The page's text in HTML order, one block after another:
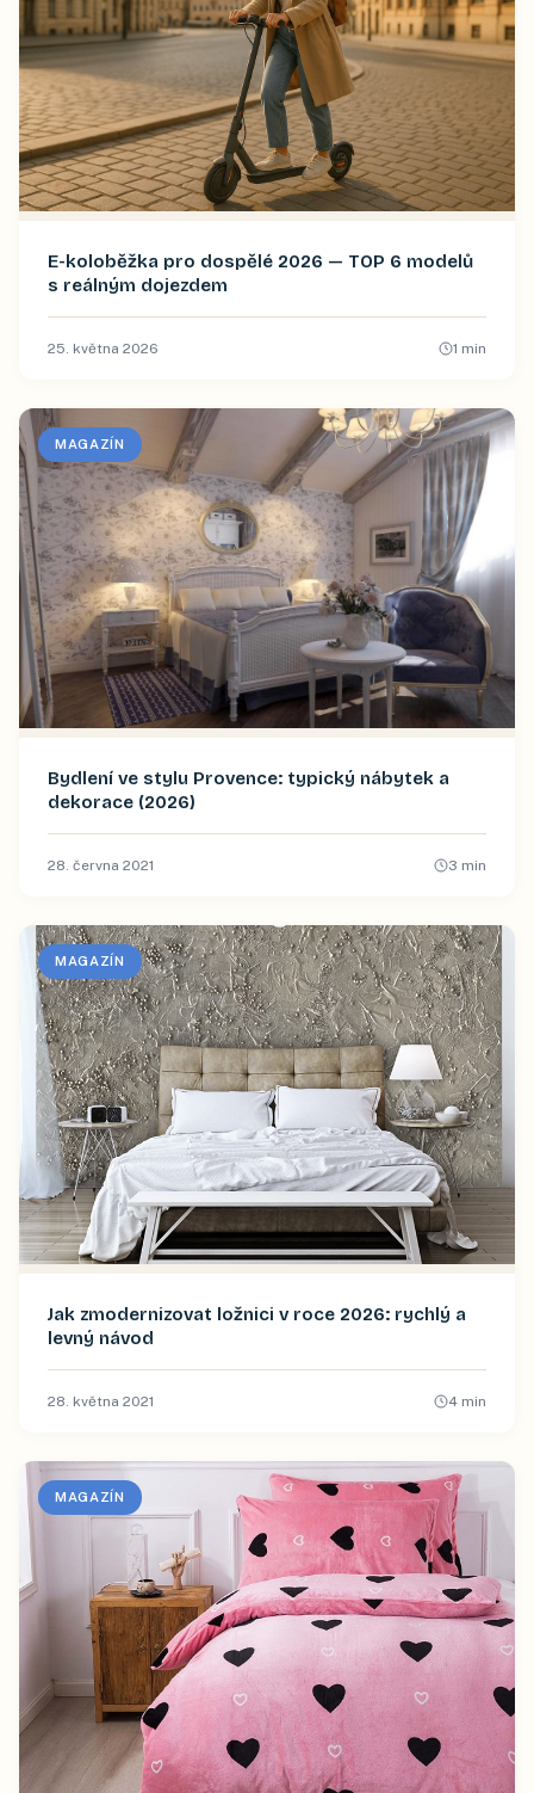
E-koloběžka pro dospělé 2026 — TOP 6 modelů
s reálným dojezdem
25. května 2026 1 min
MAGAZÍN
Bydlení ve stylu Provence: typický nábytek a
dekorace (2026)
28. června 2021 3 min
MAGAZÍN
Jak zmodernizovat ložnici v roce 2026: rychlý a
levný návod
28. května 2021 4 min
MAGAZÍN